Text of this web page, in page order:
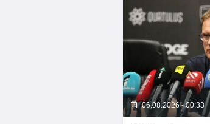
06.08.2026 - 00:33